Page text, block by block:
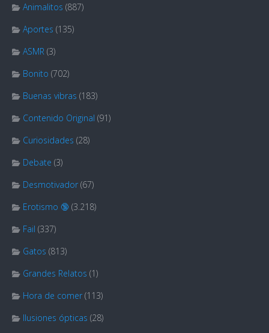
Animalitos (887)
Aportes (135)
ASMR (3)
Bonito (702)
Buenas vibras (183)
Contenido Original (91)
Curiosidades (28)
Debate (3)
Desmotivador (67)
Erotismo 🔞 (3.218)
Fail (337)
Gatos (813)
Grandes Relatos (1)
Hora de comer (113)
Ilusiones ópticas (28)